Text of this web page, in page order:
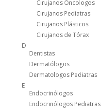
Cirujanos Oncologos
Cirujanos Pediatras
Cirujanos Plásticos
Cirujanos de Tórax
D
Dentistas
Dermatólogos
Dermatologos Pediatras
E
Endocrinólogos
Endocrinólogos Pediatras